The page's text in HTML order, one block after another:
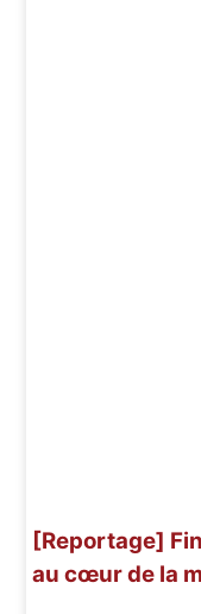
[Reportage]
au cœur de la